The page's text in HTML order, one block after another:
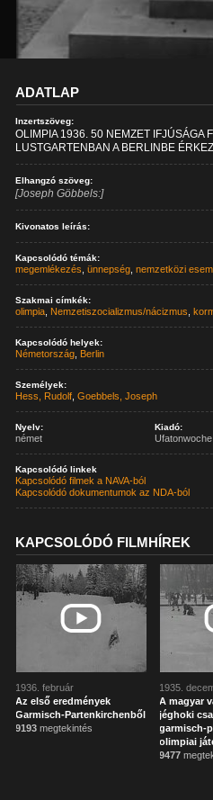
ADATLAP
Inzertszöveg:
OLIMPIA 1936. 50 NEMZET IFJÚSÁGA
LUSTGARTENBAN A BERLINBE
Elhangzó szöveg:
[Joseph Göbbels:]
Kivonatos leírás:
Kapcsolódó témák:
megemlékezés ,ünnepség ,nemzetközi
Szakmai címkék:
olimpia Nemzetiszocializmus/nácizmus ,
Kapcsolódó helyek:
Németország Berlin
Személyek:
Hess, Rudolf ,Goebbels, Joseph
Nyelv:
német
Kiadó:
Ufatonwoche
Kapcsolódó linkek
Kapcsolódó filmek a NAVA-ból
Kapcsolódó dokumentumok az NDA-ból
KAPCSOLÓDÓ FILMHÍREK
1936. február
Az első eredmények
Garmisch-Partenkirchenből
9193 megtekintés
1935.
A magyar
jéghoki
garmisch-
olimpiai
9477